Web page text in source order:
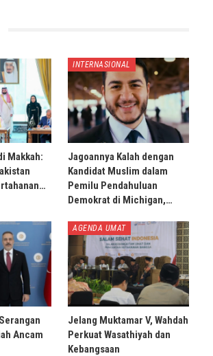
Makkah:
INTERNASIONAL
Jagoannya Kalah dengan
Kandidat Muslim dalam
Pemilu Pendahuluan
Demokrat di Michigan,…
Ancam
AGENDA UMAT
Jelang Muktamar V, Wahdah
Perkuat Wasathiyah dan
Kebangsaan